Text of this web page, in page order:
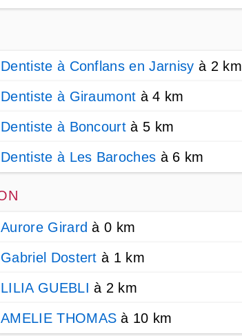
Dentiste à Conflans en Jarnisy à 2 km
Dentiste à Giraumont à 4 km
Dentiste à Boncourt à 5 km
Dentiste à Les Baroches à 6 km
Aurore Girard à 0 km
Gabriel Dostert à 1 km
LILIA GUEBLI à 2 km
AMELIE THOMAS à 10 km